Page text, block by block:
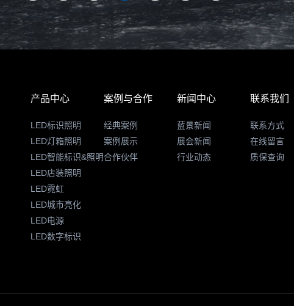
产品中心
LED标识照明
LED灯箱照明
LED智能标识&照明
LED店装照明
LED霓虹
LED城市亮化
LED电源
LED数字标识
案例与合作
经典案例
案例展示
合作伙伴
新闻中心
蓝景新闻
展会新闻
行业动态
联系我们
联系方式
在线留言
质保查询